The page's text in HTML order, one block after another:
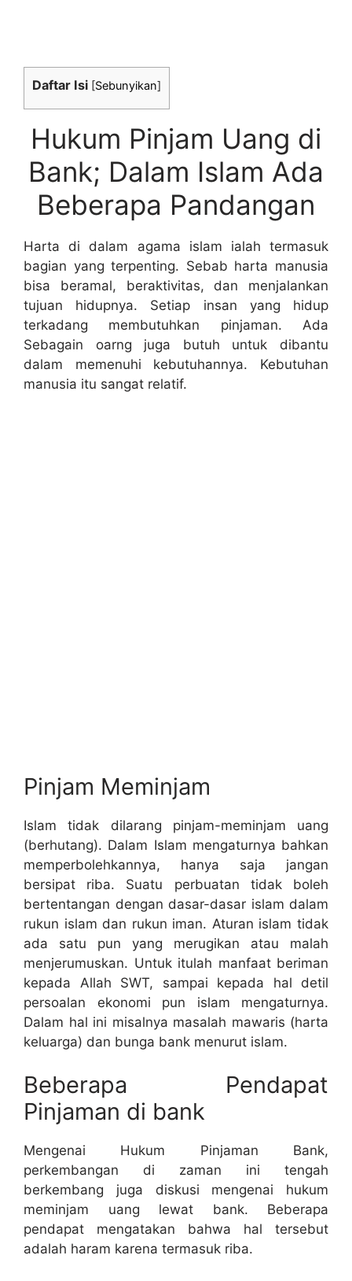
Daftar Isi [Sebunyikan]
Hukum Pinjam Uang di
Bank; Dalam Islam Ada
Beberapa Pandangan
Harta di dalam agama islam ialah termasuk
bagian yang terpenting. Sebab harta manusia
bisa beramal, beraktivitas, dan menjalankan
tujuan hidupnya. Setiap insan yang hidup
terkadang membutuhkan pinjaman. Ada
Sebagain oarng juga butuh untuk dibantu
dalam memenuhi kebutuhannya. Kebutuhan
manusia itu sangat relatif.
Pinjam Meminjam
Islam tidak dilarang pinjam-meminjam uang
(berhutang). Dalam Islam mengaturnya bahkan
memperbolehkannya, hanya saja jangan
bersipat riba. Suatu perbuatan tidak boleh
bertentangan dengan dasar-dasar islam dalam
rukun islam dan rukun iman. Aturan islam tidak
ada satu pun yang merugikan atau malah
menjerumuskan. Untuk itulah manfaat beriman
kepada Allah SWT, sampai kepada hal detil
persoalan ekonomi pun islam mengaturnya.
Dalam hal ini misalnya masalah mawaris (harta
keluarga) dan bunga bank menurut islam.
Beberapa Pendapat
Pinjaman di bank
Mengenai Hukum Pinjaman Bank,
perkembangan di zaman ini tengah
berkembang juga diskusi mengenai hukum
meminjam uang lewat bank. Beberapa
pendapat mengatakan bahwa hal tersebut
adalah haram karena termasuk riba.